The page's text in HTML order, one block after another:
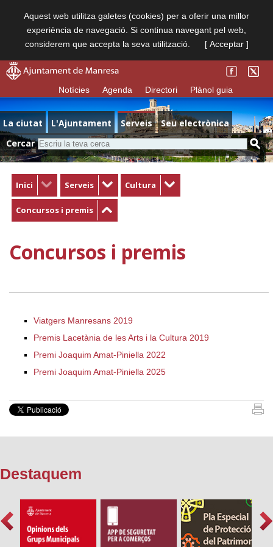
Aquest web utilitza galetes (cookies) per a oferir una millor
experiència de navegació. Si continua navegant pel web,
considerem que accepta la seva utilització.
[ Acceptar ]
Notícies Agenda Directori Plànol guia
La ciutat L'Ajuntament Serveis
Seu electrònica
Cercar
Inici Serveis Cultura
Concursos i premis
Concursos i premis
Viatgers Manresans 2019
Premis Lacetània de les Arts i la Cultura 2019
Premi Joaquim Amat-Piniella 2022
Premi Joaquim Amat-Piniella 2025
Destaquem